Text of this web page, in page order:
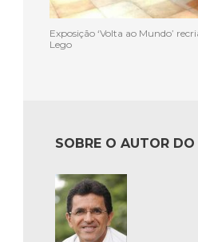
Exposição ‘Volta ao Mundo’
Lego
SOBRE O AUTOR